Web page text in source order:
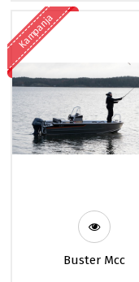
Kampanja
Buster Mcc